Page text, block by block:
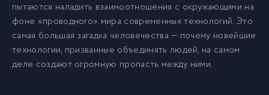
пытаются наладить взаимоотношения с окружающими на
фоне «проводного» мира современных технологий. Это
самая большая загадка человечества — почему новейшие
технологии, призванные объединять людей, на самом
деле создают огромную пропасть между ними.